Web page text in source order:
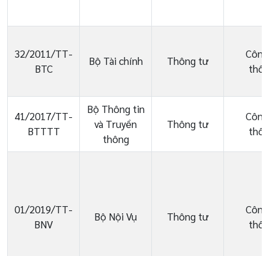
32/2011/TT-
BTC
Bộ Tài chính Thông tư
41/2017/TT-
BTTTT
Bộ Thông tin
và Truyền
thông
Thông tư
01/2019/TT-
BNV
Bộ Nội Vụ Thông tư